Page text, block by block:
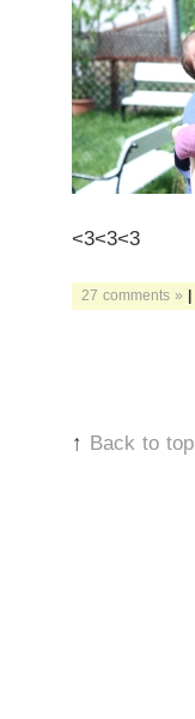
<3<3<3
27 comments » |
↑ Back to top